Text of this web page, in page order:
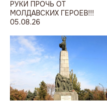
РУКИ ПРОЧЬ ОТ
МОЛДАВСКИХ ГЕРОЕВ!!!
05.08.26